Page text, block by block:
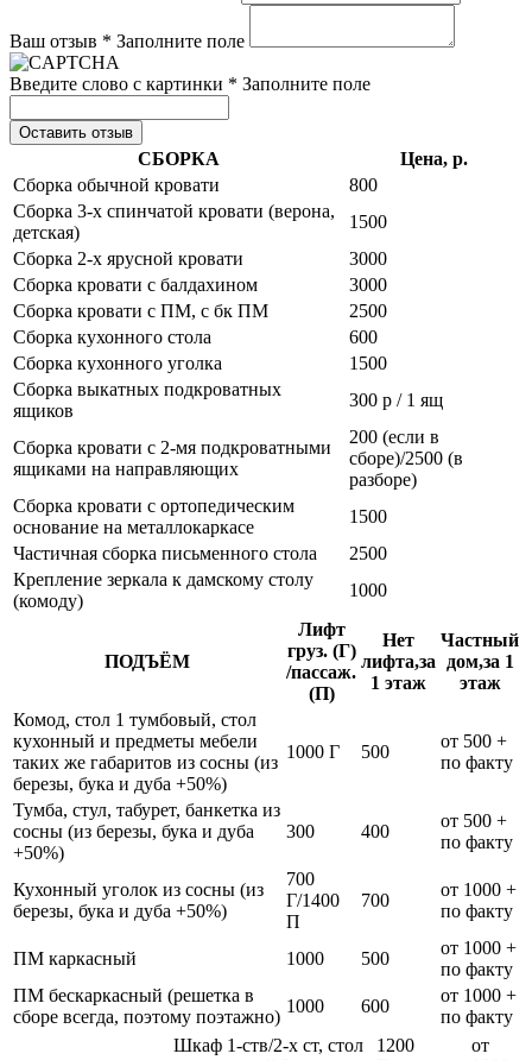
Ваш отзыв * Заполните поле
Введите слово с картинки * Заполните поле
Оставить отзыв
СБОРКА
Цена, р.
Сборка обычной кровати
800
Сборка 3-х спинчатой кровати (верона,
детская)
1500
Сборка 2-х ярусной кровати
3000
Сборка кровати с балдахином
3000
Сборка кровати с ПМ, с бк ПМ
2500
Сборка кухонного стола
600
Сборка кухонного уголка
1500
Сборка выкатных подкроватных
ящиков
300 р / 1 ящ
Сборка кровати с 2-мя подкроватными
ящиками на направляющих
200 (если в
сборе)/2500 (в
разборе)
Сборка кровати с ортопедическим
основание на металлокаркасе
1500
Частичная сборка письменного стола
2500
Крепление зеркала к дамскому столу
(комоду)
1000
ПОДЪЁМ
Лифт
груз. (Г)
/пассаж.
(П)
Нет
лифта,за
1 этаж
Частный
дом,за 1
этаж
Комод, стол 1 тумбовый, стол
кухонный и предметы мебели
таких же габаритов из сосны (из
березы, бука и дуба +50%)
1000 Г 500
от 500 +
по факту
Тумба, стул, табурет, банкетка из
сосны (из березы, бука и дуба
+50%)
300 400
от 500 +
по факту
Кухонный уголок из сосны (из
березы, бука и дуба +50%)
700
Г/1400
П
700
от 1000 +
по факту
ПМ каркасный 1000 500
от 1000 +
по факту
ПМ бескаркасный (решетка в
сборе всегда, поэтому поэтажно)
1000 600
от 1000 +
по факту
Шкаф 1-ств/2-х ст, стол
1200
от